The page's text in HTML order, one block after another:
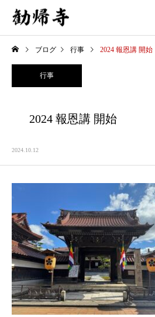
ブログ 行事 2024 報恩講 開始
行事
2024 報恩講 開始
2024.10.12